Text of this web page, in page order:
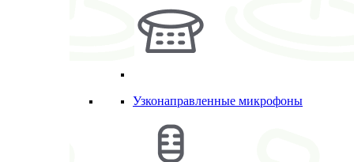
Узконаправленные микрофоны